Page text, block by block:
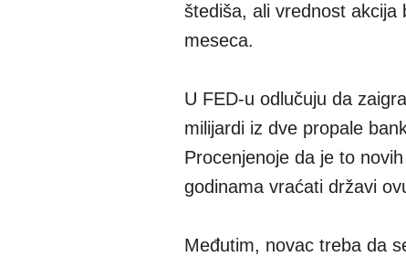
štediša, ali vrednost
meseca.
U FED-u odlučuju da
milijardi iz dve propale
Procenjenoje da je to
godinama vraćati državi
Međutim, novac treba da